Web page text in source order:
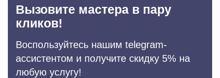
Вызовите мастера в пару
кликов!
Воспользуйтесь нашим telegram-
ассистентом и получите скидку 5% на
любую услугу!